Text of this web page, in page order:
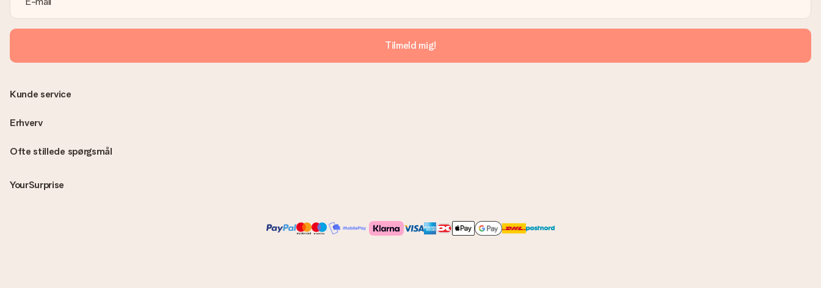
Tilmeld mig!
Ofte stillede spørgsmål
YourSurprise
Kunde service
Erhverv